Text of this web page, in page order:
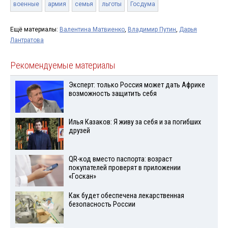
военные армия семья льготы Госдума
Ещё материалы: Валентина Матвиенко, Владимир Путин, Дарья
Лантратова
Рекомендуемые материалы
Эксперт: только Россия может дать Африке
возможность защитить себя
Илья Казаков: Я живу за себя и за погибших
друзей
QR-код вместо паспорта: возраст
покупателей проверят в приложении
«Госкан»
Как будет обеспечена лекарственная
безопасность России